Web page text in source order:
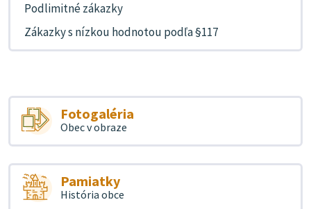
Podlimitné zákazky
Zákazky s nízkou hodnotou podľa §117
Fotogaléria
Obec v obraze
Pamiatky
História obce